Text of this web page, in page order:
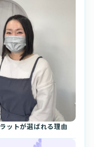
ットが選ばれる理由